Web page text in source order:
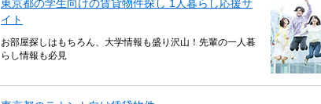
東京都の学生向けの賃貸物件探し 1人暮らし応援サ
イト
お部屋探しはもちろん、大学情報も盛り沢山！先輩の一人暮
らし情報も必見